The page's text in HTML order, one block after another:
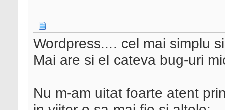
Wordpress.... cel mai simplu
Mai are si el cateva bug-uri
Nu m-am uitat foarte atent